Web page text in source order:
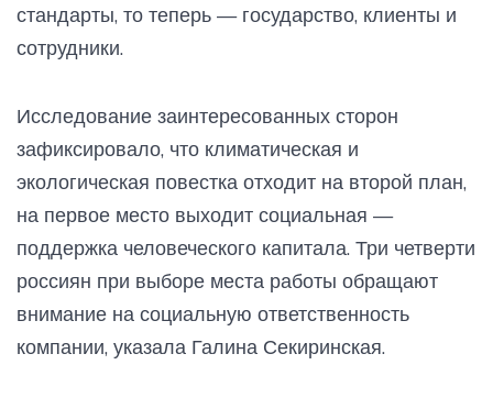
стандарты, то теперь — государство, клиенты и
сотрудники.
Исследование заинтересованных сторон
зафиксировало, что климатическая и
экологическая повестка отходит на второй план,
на первое место выходит социальная —
поддержка человеческого капитала. Три четверти
россиян при выборе места работы обращают
внимание на социальную ответственность
компании, указала Галина Секиринская.